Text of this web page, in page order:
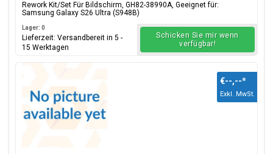
Rework Kit/Set Für Bildschirm, GH82-38990A, Geeignet für:
Samsung Galaxy S26 Ultra (S948B)
Lager: 0
Lieferzeit: Versandbereit in 5 -
15 Werktagen
Schicken Sie mir wenn
verfügbar!
€--,--*
Exkl. MwSt.